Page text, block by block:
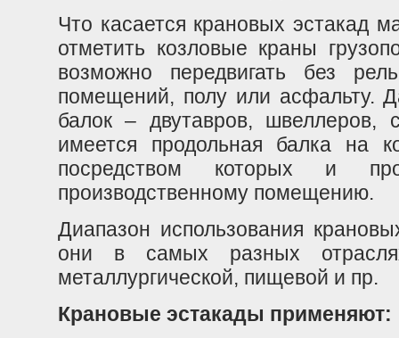
Что касается крановых эстакад
отметить козловые краны
возможно передвигать без
помещений, полу или асфальту.
балок – двутавров, швеллеров,
имеется продольная балка на
посредством которых и
производственному помещению.
Диапазон использования
они в самых разных
металлургической, пищевой и пр.
Крановые эстакады применяют: